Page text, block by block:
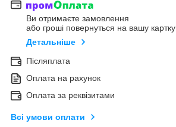
Ви отримаєте замовлення
або гроші повернуться на вашу картку
Детальніше
Післяплата
Оплата на рахунок
Оплата за реквізитами
Всі умови оплати